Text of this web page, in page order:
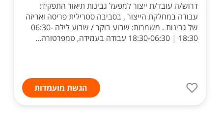
דרוש/ה עובד/ת ייצור למפעל גבינות תיאור התפקיד:
עבודה במחלקת הייצור , בסביבה סטרילית פריסה ואריזה
של גבינות . משמרות: שבוע בוקר / שבוע לילה 06:30-
18:30 | 18:30-06:30 עבודה בעמידה, טמפרטורה...
הגשת מועמדות